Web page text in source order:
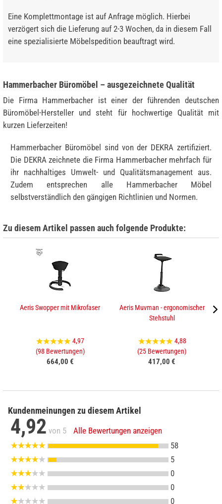
Eine Komplettmontage ist auf Anfrage möglich. Hierbei
verzögert sich die Lieferung auf 2-3 Wochen, da in diesem Fall
eine spezialisierte Möbelspedition beauftragt wird.
Hammerbacher Büromöbel – ausgezeichnete Qualität
Die Firma Hammerbacher ist einer der führenden deutschen
Büromöbel-Hersteller und steht für hochwertige Qualität mit
kurzen Lieferzeiten!
Hammerbacher Büromöbel sind von der DEKRA zertifiziert.
Die DEKRA zeichnete die Firma Hammerbacher mehrfach für
ihr nachhaltiges Umwelt- und Qualitätsmanagement aus.
Zudem entsprechen alle Hammerbacher Möbel
selbstverständlich den gängigen Richtlinien und Normen.
Zu diesem Artikel passen auch folgende Produkte:
Aeris Swopper mit Mikrofaser
4,97
(98 Bewertungen)
664,00 €
Aeris Muvman - ergonomischer
Stehstuhl
4,88
(25 Bewertungen)
417,00 €
Kundenmeinungen zu diesem Artikel
4,92 von 5
Alle Bewertungen anzeigen
58
5
0
0
0